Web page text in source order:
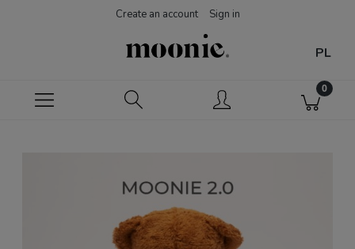
Create an account Sign in
PL